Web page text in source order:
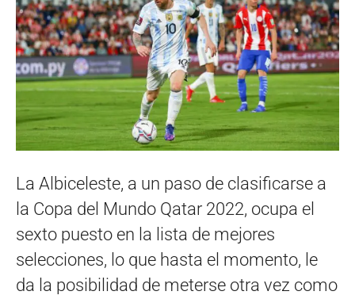
La Albiceleste, a un paso de clasificarse a
la Copa del Mundo Qatar 2022, ocupa el
sexto puesto en la lista de mejores
selecciones, lo que hasta el momento, le
da la posibilidad de meterse otra vez como